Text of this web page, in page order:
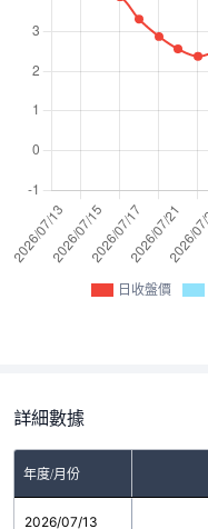
日收盤價
詳細數據
年度/月份
2026/07/13